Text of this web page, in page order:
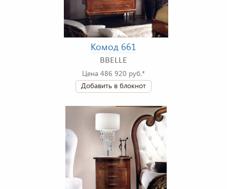
Комод 661
BBELLE
Цена 486 920 руб.*
Добавить в блокнот